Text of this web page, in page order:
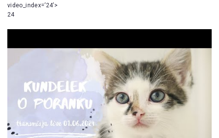
video_index=’24’>
24